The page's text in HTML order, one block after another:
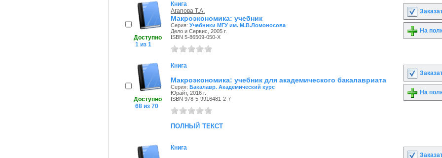
Доступно
1 из 1
Книга
Агапова Т.А.
Макроэкономика: учебник
Серия: Учебники МГУ им. М.В.Ломоносова
Дело и Сервис, 2005 г.
ISBN 5-86509-050-X
На
Доступно
68 из 70
Книга
Макроэкономика: учебник для академического бакалавриата
Серия: Бакалавр. Академический курс
Юрайт, 2016 г.
ISBN 978-5-9916481-2-7
полный текст
На
Книга